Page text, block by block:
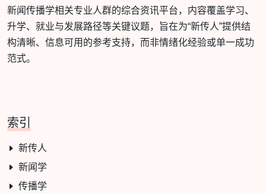
新闻传播学相关专业人群的综合资讯平台，内容覆盖学习、
升学、就业与发展路径等关键议题，旨在为“新传人”提供结
构清晰、信息可用的参考支持，而非情绪化经验或单一成功
范式。
索引
新传人
新闻学
传播学